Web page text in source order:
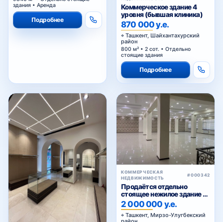
здания • Аренда
Подробнее
Коммерческое здание 4
уровня (бывшая клиника)
870 000 у.е.
Ташкент, Шайхантахурский
район
800 м² • 2 сот. • Отдельно
стоящие здания
Подробнее
КОММЕРЧЕСКАЯ
НЕДВИЖИМОСТЬ
#000342
Продаётся отдельно
стоящее нежилое здание на
Паркенском
2 000 000 у.е.
Ташкент, Мирзо-Улугбекский
район